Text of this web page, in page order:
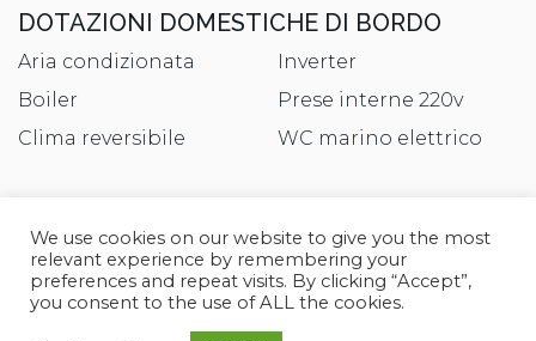
DOTAZIONI DOMESTICHE DI BORDO
Aria condizionata
Boiler
Clima reversibile
Inverter
Prese interne 220v
WC marino elettrico
Altoparlanti
Antenna Satellitare TV
Digitale Terrestre
Impianto TV
Stereo
TV
We use cookies on our website to give you the most
relevant experience by remembering your
preferences and repeat visits. By clicking “Accept”,
you consent to the use of ALL the cookies.